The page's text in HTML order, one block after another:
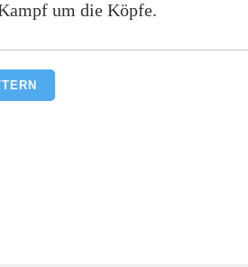
um die Köpfe.